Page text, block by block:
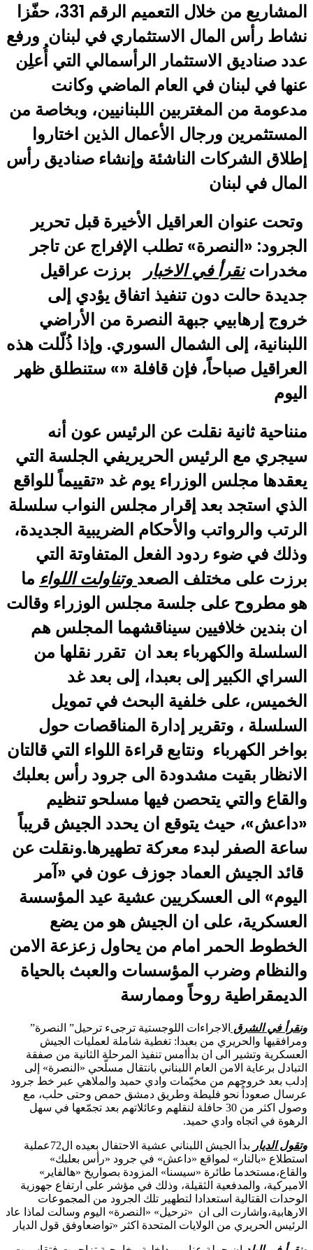
المشاريع من خلال التعميم الرقم 331، حفّزا
نشاط رأس المال الاستثماري في لبنان ورفع
عدد صناديق الاستثمار الرأسمالي التي أُعلِن
عنها في لبنان في العام الماضي وكانت
مدعومة من المغتربين اللبنانيين، وبخاصة من
المستثمرين ورجال الأعمال الذين اختاروا
إطلاق الشركات الناشئة وإنشاء صناديق رأس
المال في لبنان
وتحت عنوان العراقيل الأخيرة قبل تحرير
الجرود: «النصرة» تطلب الإفراج عن تاجر
مخدراتنقرأ في الاخبار
برزت عراقيل
جديدة حالت دون تنفيذ اتفاق يؤدي إلى
خروج إرهابيي جبهة النصرة من الأراضي
اللبنانية، إلى الشمال السوري. وإذا ذُلّلت هذه
العراقيل صباحاً، فإن قافلة «» ستنطلق ظهر
اليوم
منناحية ثانية نقلت عن الرئيس عون أنه
سيجري مع الرئيس الحريريفي الجلسة التي
يعقدها مجلس الوزراء يوم غد «تقييماً للواقع
الذي استجد بعد إقرار مجلس النواب سلسلة
الرتب والرواتب والأحكام الضريبية الجديدة،
وذلك في ضوء ردود الفعل المتفاوتة التي
برزت على مختلف الصعد وتناولت اللواء ما
هو مطروح على جلسة مجلس الوزراء وقالت
ان بندين خلافيين سيناقشهما المجلس هم
السلسلة والكهرباء بعد ان تقرر نقلها من
السراي الكبير إلى بعبدا، إلى بعد غد
الخميس، على خلفية البحث في تمويل
السلسلة ، وتقرير إدارة المناقصات حول
بواخر الكهرباء ونتابع قراءة اللواء التي قالتان
الانظار بقيت مشدودة الى جرود رأس بعلبك
والقاع والتي يتحصن فيها مسلحو تنظيم
«داعش»، حيث يتوقع ان يحدد الجيش قريباً
ساعة الصفر لبدء معركة تطهيرها.ونقلت عن
قائد الجيش العماد جوزف عون في «آمر
اليوم» الى العسكريين عشية عيد المؤسسة
العسكرية، على ان الجيش هو من يضع
الخطوط الحمر امام من يحاول زعزعة الامن
والنظام وضرب المؤسسات والعبث بالحياة
الديمقراطية روحاً وممارسة
ونقرأ في الشرق الاجراءات اللوجستية ترجىء ترحيل” النصرة”
ومرافقيها والحريري من بعبدا: تغطية شاملة لعمليات الجيش
العسكرية وتشير الى ان بدأامس تنفيذ المرحلة الثانية من صفقة
التبادل برعاية الامن العام اللبناني بانتقال مسلّحي «النصرة» إلى
إدلب بعد خروجهم من مخيّمات وادي حميد والملاهي عبر خط جرود
عرسال صعوداً نحو فليطة وطريق دمشق حمص وحتى حلب، مع
وصول اكثر من 30 حافلة لنقلهم وعائلاتهم بعد تجمّعها في سهل
الرهوة في اتجاه وادي حميد.
وتقول الديار
بدأ الجيش اللبناني عشية الاحتفال بعيده ال72عملية
استطلاع «بالنار» لمواقع «داعش» في جرود «رأس بعلبك»
والقاع،مستخدما طائرة «سيسنا» المزودة بصواريخ «هالفاير»
الاميركية، والمدفعية الثقيلة، وذلك في مؤشر على ارتفاع جهوزية
الوحدات القتالية استعدادا لتطهير تلك الجرود من المجموعات
الارهابية،واشارت الى ان «ترحيل» «النصرة» اليوم وسالت لماذا عاد
الرئيس الحريري من الولايات المتحدة اكثر «تواضعاوفق قول الديار